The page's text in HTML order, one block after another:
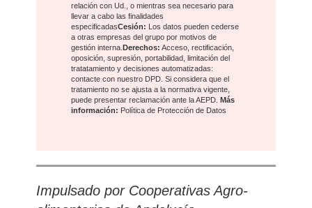
relación con Ud., o mientras sea necesario para
llevar a cabo las finalidades
especificadasCesión:
Los datos pueden cederse
a otrasempresas del grupo por motivos de
gestión interna. Derechos: Acceso, rectificación,
oposición, supresión, portabilidad, limitación del
tratatamiento y decisiones automatizadas:
contacte con nuestro DPD . Si considera que el
tratamiento no se ajusta a la normativa vigente,
puede presentar reclamación ante laAEPD
Más
información: Política de Protección de Datos
Impulsado por Cooperativas Agro-